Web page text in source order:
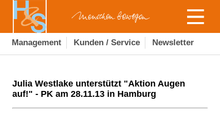
Management Kunden / Service Newsletter
Julia Westlake unterstützt "Aktion Augen
auf!" - PK am 28.11.13 in Hamburg